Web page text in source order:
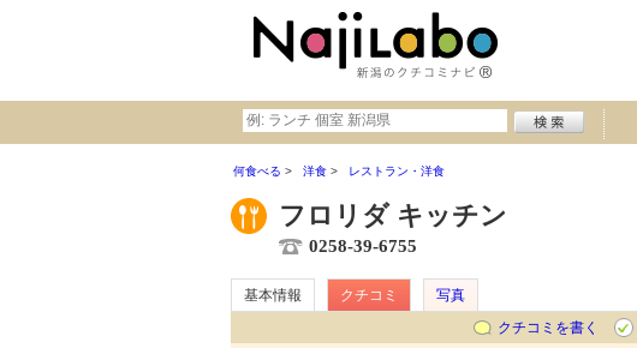
何食べる 洋食 レストラン・洋食
フロリダ キッチン
0258-39-6755
基本情報 クチコミ
写真
クチコミを書く